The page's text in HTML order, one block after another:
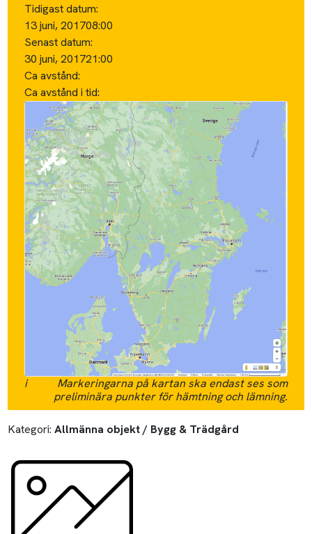
Tidigast datum:
13 juni, 201708:00
Senast datum:
30 juni, 201721:00
Ca avstånd:
Ca avstånd i tid:
i
Markeringarna på kartan ska endast ses som
preliminära punkter för hämtning och lämning.
Kategori: Allmänna objekt / Bygg & Trädgård